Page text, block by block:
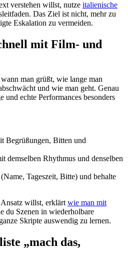
verstehen willst, nutze italienische
Das Ziel ist nicht, mehr zu
Eskalation zu vermeiden.
mit Film- und
man grüßt, wie lange man
und wie man geht. Genau
und echte Performances besonders
Begrüßungen, Bitten und
demselben Rhythmus und denselben
Tageszeit, Bitte) und behalte
willst, erklärt wie man mit
du Szenen in wiederholbare
Skripte auswendig zu lernen.
„mach das,